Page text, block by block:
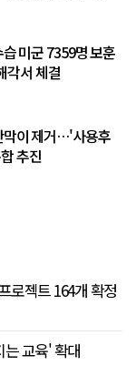
미군 7359명 보훈
서 체결
막이 제거…'사용후
추진
로젝트 164개 확정
는 교육' 확대